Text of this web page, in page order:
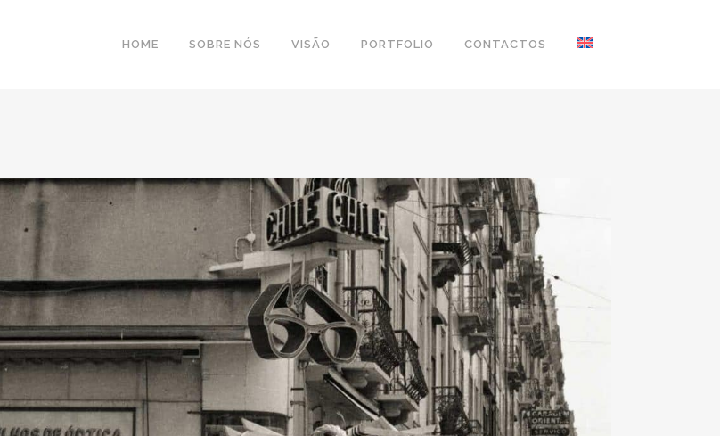
HOME SOBRE NÓS VISÃO PORTFOLIO CONTACTOS